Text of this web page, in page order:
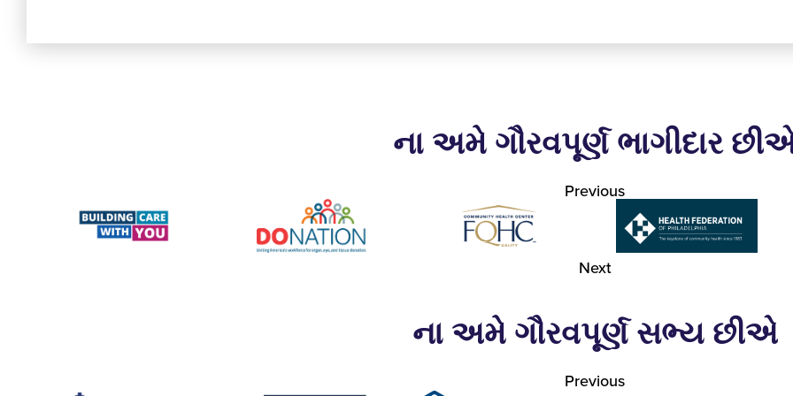
ના અમે ગૌરવપૂર્ણ ભાગીદાર
Previous
Next
ના અમે ગૌરવપૂર્ણ સભ્ય છીએ
Previous